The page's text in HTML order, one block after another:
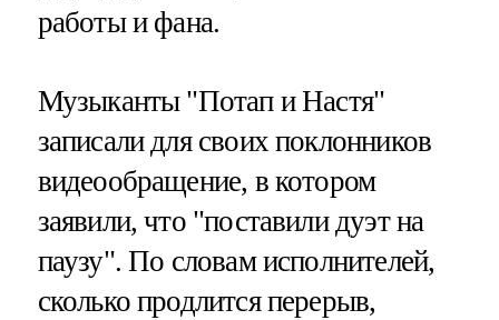
работы и фана.
Музыканты "Потап и Настя"
записали для своих поклонников
видеообращение, в котором
заявили, что "поставили дуэт на
паузу". По словам исполнителей,
сколько продлится перерыв,